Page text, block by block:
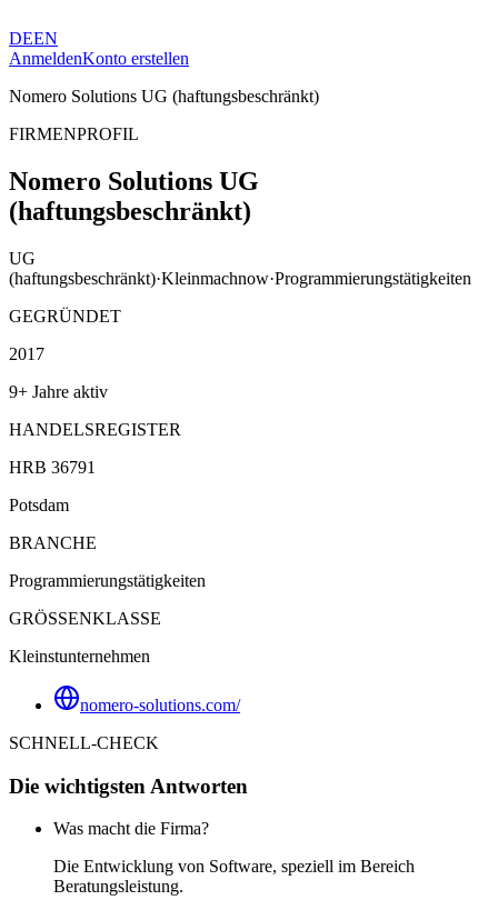
DEEN
AnmeldenKonto erstellen
Nomero Solutions UG (haftungsbeschränkt)
FIRMENPROFIL
Nomero Solutions UG
(haftungsbeschränkt)
UG
(haftungsbeschränkt)·Kleinmachnow·Programmierungstätigkeiten
GEGRÜNDET
2017
9+ Jahre aktiv
HANDELSREGISTER
HRB 36791
Potsdam
BRANCHE
Programmierungstätigkeiten
GRÖSSENKLASSE
Kleinstunternehmen
nomero-solutions.com/
SCHNELL-CHECK
Die wichtigsten Antworten
Was macht die Firma?
Die Entwicklung von Software, speziell im Bereich
Beratungsleistung.